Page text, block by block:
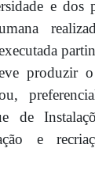
e dos
produzir
de
e